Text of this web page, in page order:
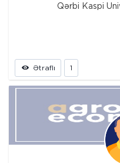
Qərbi Kaspi
Ətraflı 1